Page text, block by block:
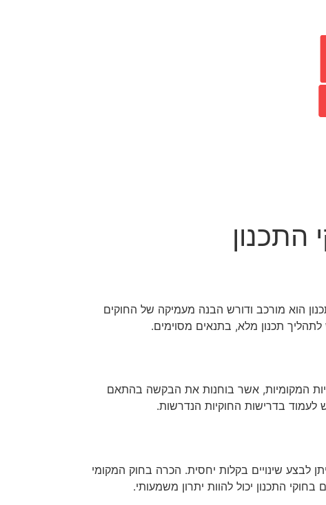
התכנון
הוא מורכב ודורש הבנה מעמיקה של החוקים
תכנון מלא, בתנאים מסוימים.
המקומיות, אשר בוחנות את הבקשה בהתאם
לעמוד בדרישות החוקיות הנדרשות.
לבצע שינויים בקלות יחסית. הכרה בחוק המקומי
התכנון יכול להוות יתרון משמעותי.